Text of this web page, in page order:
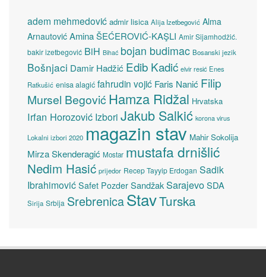
adem mehmedović admir lisica Alija Izetbegović Alma
Arnautović Amina ŠEĆEROVIĆ-KAŞLI Amir Sijamhodžić.
bakir izetbegović BiH Bihać bojan budimac Bosanski jezik
Bošnjaci Damir Hadžić Edib Kadić elvir resić Enes
Ratkušić enisa alagić fahrudin vojić Faris Nanić Filip
Mursel Begović Hamza Ridžal Hrvatska
Irfan Horozović Izbori Jakub Salkić korona virus
Lokalni izbori 2020 magazin stav Mahir Sokolija
Mirza Skenderagić Mostar mustafa drnišlić
Nedim Hasić prijedor Recep Tayyip Erdogan Sadik
Ibrahimović Safet Pozder SandžakSarajevoSDA
Sirija Srbija SrebrenicaStavTurska